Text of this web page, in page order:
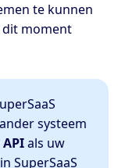
te kunnen
dit moment
systeem
APIals uw
SuperSaaS